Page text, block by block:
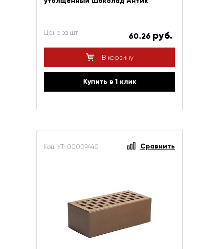
Цена за шт 60.26 руб.
В корзину
Купить в 1 клик
Код: УТ-00009440 Сравнить